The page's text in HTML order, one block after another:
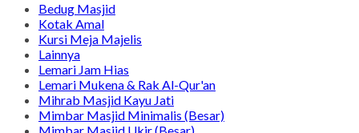
Bedug Masjid
Kotak Amal
Kursi Meja Majelis
Lainnya
Lemari Jam Hias
Lemari Mukena & Rak Al-Qur'an
Mihrab Masjid Kayu Jati
Mimbar Masjid Minimalis (Besar)